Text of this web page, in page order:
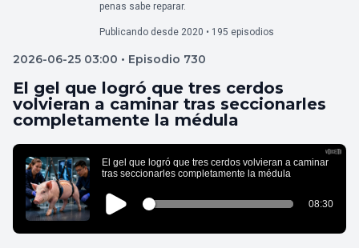
penas sabe reparar.
Publicando desde 2020 • 195 episodios
2026-06-25 03:00 • Episodio 730
El gel que logró que tres cerdos
volvieran a caminar tras seccionarles
completamente la médula